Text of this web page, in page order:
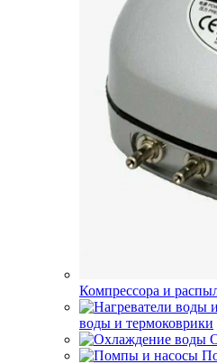
Компрессора и
воды и термоковрики